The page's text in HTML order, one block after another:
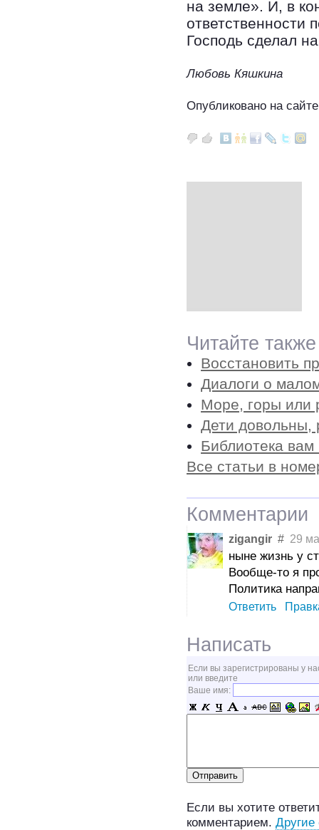
на земле». И, в
ответственности
Господь сделал
Любовь Кяшкина
Опубликовано на
Читайте
Восстановить
Диалоги о
Море, горы или
Дети довольны,
Библиотека
Все статьи в
Комментарии
zigangir # 29
ныне жизнь у
Вообще-то я
Политика
Ответить
Написать
Если вы зарегистрированы у
или введите
Ваше имя:
Если вы хотите
комментарием. Другие